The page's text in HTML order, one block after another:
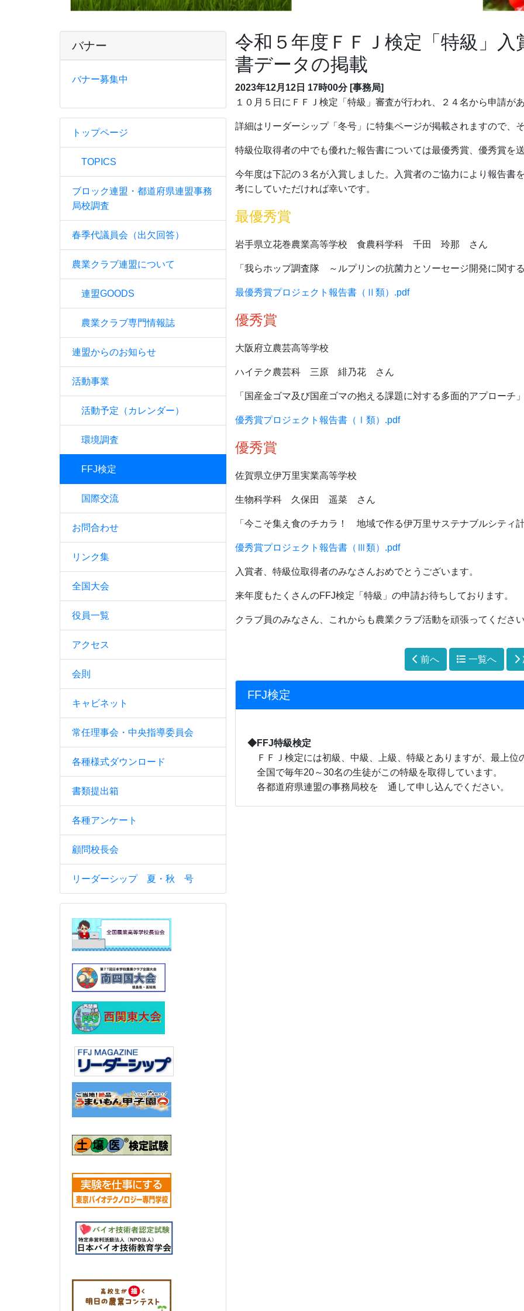
バナー
バナー募集中
トップページ
TOPICS
ブロック連盟・都道府県連盟事務
局校調査
春季代議員会（出欠回答）
農業クラブ連盟について
連盟GOODS
農業クラブ専門情報誌
連盟からのお知らせ
活動事業
活動予定（カレンダー）
環境調査
FFJ検定
国際交流
お問合わせ
リンク集
全国大会
役員一覧
アクセス
会則
キャビネット
常任理事会・中央指導委員会
各種様式ダウンロード
書類提出箱
各種アンケート
顧問校長会
リーダーシップ 夏・秋 号
令和５年度ＦＦＪ検定「特級」
書データの掲載
2023年12月12日 17時00分 [事務局]
１０月５日にＦＦＪ検定「特級」審査が行われ、２４名から申請が
詳細はリーダーシップ「冬号」に特集ページが掲載されますので、
特級位取得者の中でも優れた報告書については最優秀賞、優秀賞を
今年度は下記の３名が入賞しました。入賞者のご協力により報告書
考にしていただければ幸いです。
最優秀賞
岩手県立花巻農業高等学校 食農科学科 千田 玲那 さん
「我らホップ調査隊 ～ルプリンの抗菌力とソーセージ開発に関する
最優秀賞プロジェクト報告書（Ⅱ類）.pdf
優秀賞
大阪府立農芸高等学校
ハイテク農芸科 三原 緋乃花 さん
「国産金ゴマ及び国産ゴマの抱える課題に対する多面的アプローチ」
優秀賞プロジェクト報告書（Ⅰ類）.pdf
優秀賞
佐賀県立伊万里実業高等学校
生物科学科 久保田 遥菜 さん
「今こそ集え食のチカラ！ 地域で作る伊万里サステナブルシティ計
優秀賞プロジェクト報告書（Ⅲ類）.pdf
入賞者、特級位取得者のみなさんおめでとうございます。
来年度もたくさんのFFJ検定「特級」の申請お待ちしております。
クラブ員のみなさん、これからも農業クラブ活動を頑張ってください
前へ 一覧へ
FFJ検定
◆FFJ特級検定
ＦＦＪ検定には初級、中級、上級、特級とありますが、最上位
全国で毎年20～30名の生徒がこの特級を取得しています。
各都道府県連盟の事務局校を 通して申し込んでください。